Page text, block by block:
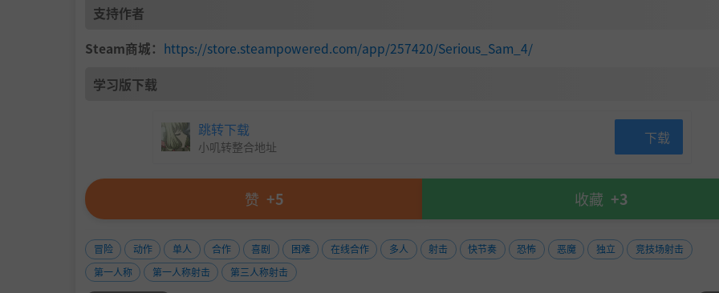
支持作者
Steam商城： https://store.steampowered.com/app/257420/Serious_Sam_4/
学习版下载
跳转下载
小叽转整合地址 下载
赞 +5 收藏 +3
冒险 动作 单人 合作 喜剧 困难 在线合作 多人 射击 快节奏 恐怖 恶魔 独立
竞技场射击
第一人称
第一人称射击 第三人称射击